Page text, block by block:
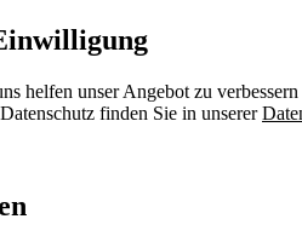
helfen unser Angebot zu
finden Sie in unserer